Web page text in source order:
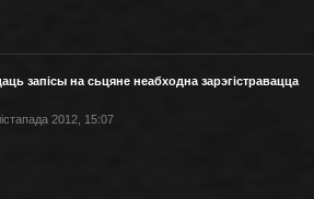
запісы на сьцяне неабходна зарэгістравацца
2012, 15:07